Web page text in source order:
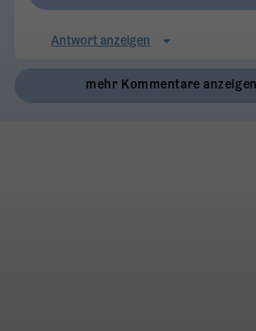
Antwort anzeigen
mehr Kommentare anzeigen